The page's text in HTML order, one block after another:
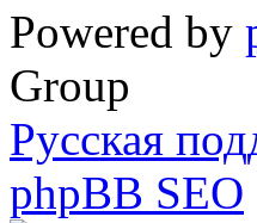
Powered by
Group
Русская
phpBB SEO